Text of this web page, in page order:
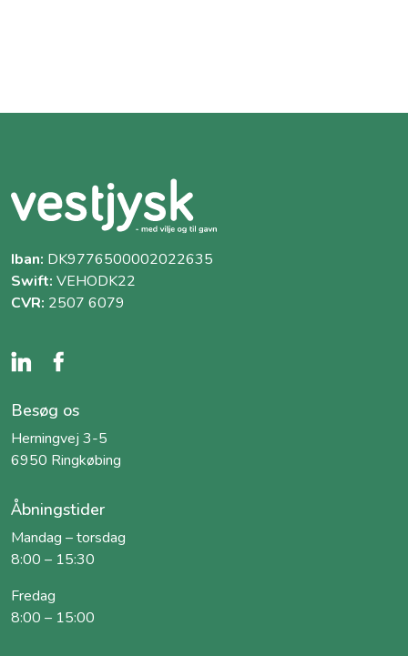
Iban: DK9776500002022635
Swift: VEHODK22
CVR: 2507 6079
Besøg os
Herningvej 3-5
6950 Ringkøbing
Åbningstider
Mandag – torsdag
8:00 – 15:30
Fredag
8:00 – 15:00